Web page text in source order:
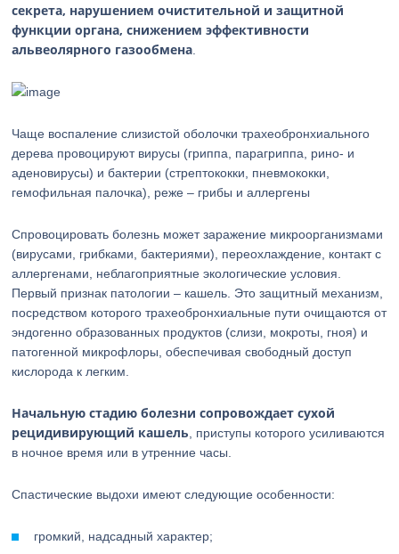
секрета, нарушением очистительной и защитной
функции органа, снижением эффективности
альвеолярного газообмена
Чаще воспаление слизистой оболочки трахеобронхиального
дерева провоцируют вирусы (гриппа, парагриппа, рино- и
аденовирусы) и бактерии (стрептококки, пневмококки,
гемофильная палочка), реже – грибы и аллергены
Спровоцировать болезнь может заражение микроорганизмами
(вирусами, грибками, бактериями), переохлаждение, контакт с
аллергенами, неблагоприятные экологические условия.
Первый признак патологии – кашель. Это защитный механизм,
посредством которого трахеобронхиальные пути очищаются от
эндогенно образованных продуктов (слизи, мокроты, гноя) и
патогенной микрофлоры, обеспечивая свободный доступ
кислорода к легким.
Начальную стадию болезни сопровождает сухой
рецидивирующий кашель , приступы которого усиливаются
в ночное время или в утренние часы.
Спастические выдохи имеют следующие особенности:
громкий, надсадный характер;